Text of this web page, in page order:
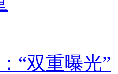
“双重曝光”